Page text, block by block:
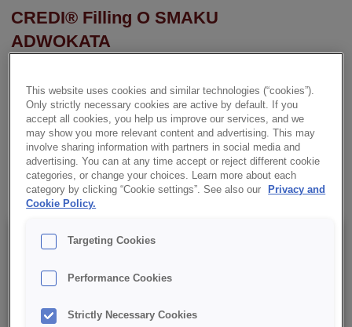
CREDI® Filling O SMAKU
ADWOKATA
do wypieku, termostabilne, do dekoracji lub wypełnień.
✔ Produkt gotowy do użycia
✔ Intensywny smak
Szczegóły
zabezpieczającą;
This website uses cookies and similar technologies (“cookies”).
Only strictly necessary cookies are active by default. If you
accept all cookies, you help us improve our services, and we
may show you more relevant content and advertising. This may
involve sharing information with partners in social media and
advertising. You can at any time accept or reject different cookie
categories, or change your choices. Learn more about each
category by clicking “Cookie settings”. See also our
Privacy and
Cookie Policy.
Targeting Cookies
Performance Cookies
Strictly Necessary Cookies